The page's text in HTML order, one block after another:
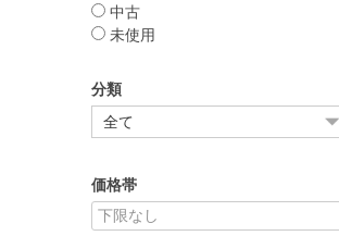
中古
未使用
分類
価格帯